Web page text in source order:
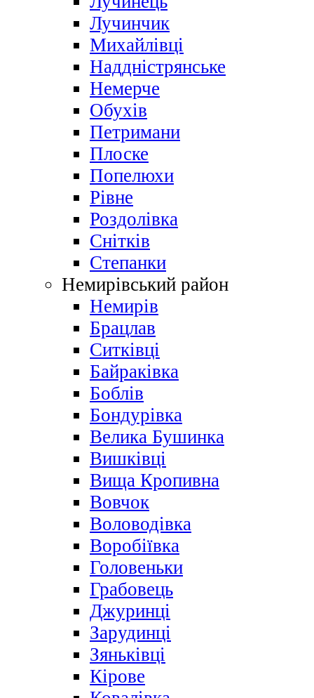
Лучинчик
Михайлівці
Наддністрянське
Немерче
Обухів
Петримани
Плоске
Попелюхи
Рівне
Роздолівка
Снітків
Степанки
Немирівський район
Немирів
Брацлав
Ситківці
Байраківка
Боблів
Бондурівка
Велика Бушинка
Вишківці
Вища Кропивна
Вовчок
Воловодівка
Воробіївка
Головеньки
Грабовець
Джуринці
Зарудинці
Зяньківці
Кірове